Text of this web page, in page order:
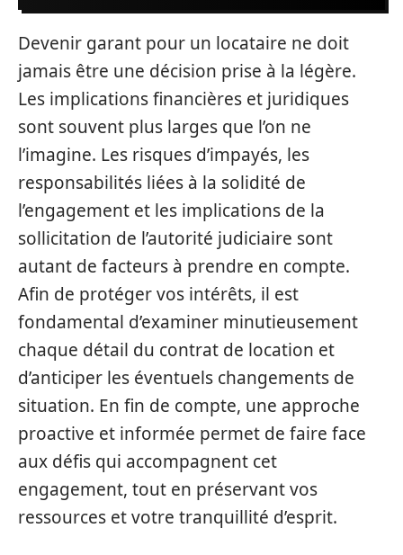
Devenir garant pour un locataire ne doit
jamais être une décision prise à la légère.
Les implications financières et juridiques
sont souvent plus larges que l’on ne
l’imagine. Les risques d’impayés, les
responsabilités liées à la solidité de
l’engagement et les implications de la
sollicitation de l’autorité judiciaire sont
autant de facteurs à prendre en compte.
Afin de protéger vos intérêts, il est
fondamental d’examiner minutieusement
chaque détail du contrat de location et
d’anticiper les éventuels changements de
situation. En fin de compte, une approche
proactive et informée permet de faire face
aux défis qui accompagnent cet
engagement, tout en préservant vos
ressources et votre tranquillité d’esprit.